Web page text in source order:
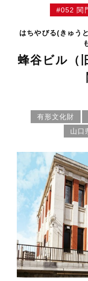
#052 関
はちやびる(きゅう
蜂谷ビル（
有形文化財
山口